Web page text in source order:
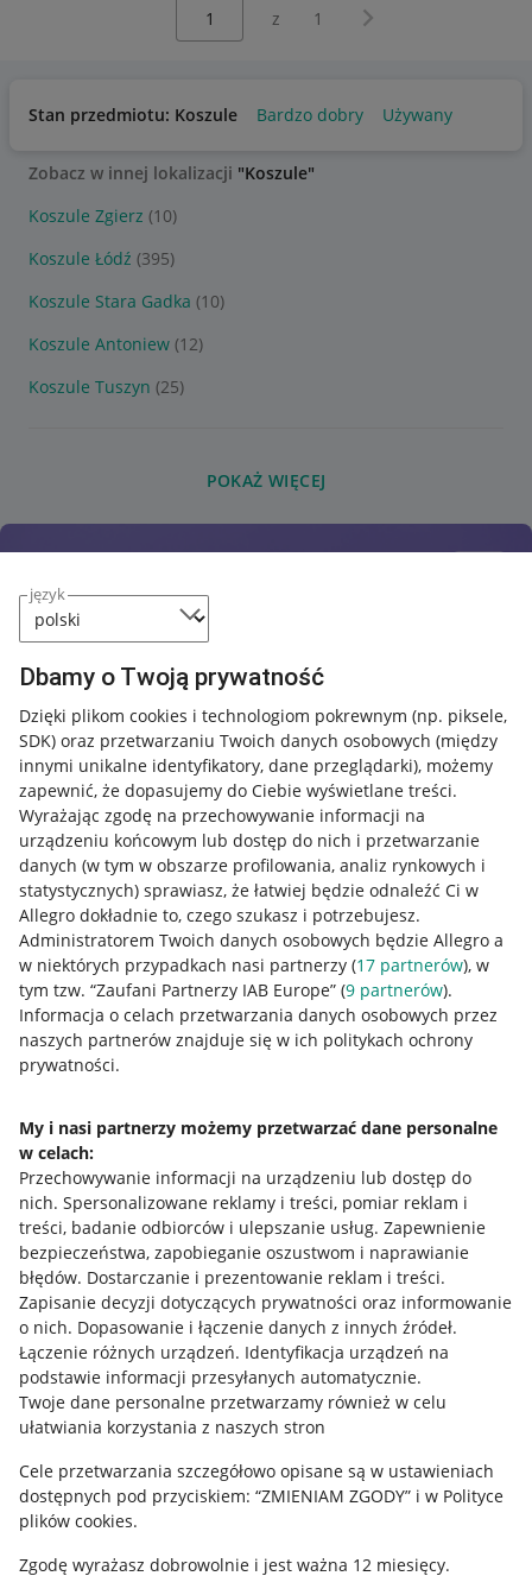
język
Dbamy o Twoją prywatność
Dzięki plikom cookies i technologiom pokrewnym (np. piksele,
SDK) oraz przetwarzaniu Twoich danych osobowych (między
innymi unikalne identyfikatory, dane przeglądarki), możemy
zapewnić, że dopasujemy do Ciebie wyświetlane treści.
Wyrażając zgodę na przechowywanie informacji na
urządzeniu końcowym lub dostęp do nich i przetwarzanie
danych (w tym w obszarze profilowania, analiz rynkowych i
statystycznych) sprawiasz, że łatwiej będzie odnaleźć Ci w
Allegro dokładnie to, czego szukasz i potrzebujesz.
Administratorem Twoich danych osobowych będzie Allegro a
w niektórych przypadkach nasi partnerzy (17 partnerów), w
tym tzw. “Zaufani Partnerzy IAB Europe” (9 partnerów).
Informacja o celach przetwarzania danych osobowych przez
naszych partnerów znajduje się w ich politykach ochrony
prywatności.
My i nasi partnerzy możemy przetwarzać dane personalne
w celach:
Przechowywanie informacji na urządzeniu lub dostęp do
nich. Spersonalizowane reklamy i treści, pomiar reklam i
treści, badanie odbiorców i ulepszanie usług. Zapewnienie
bezpieczeństwa, zapobieganie oszustwom i naprawianie
błędów. Dostarczanie i prezentowanie reklam i treści.
Zapisanie decyzji dotyczących prywatności oraz informowanie
o nich. Dopasowanie i łączenie danych z innych źródeł.
Łączenie różnych urządzeń. Identyfikacja urządzeń na
podstawie informacji przesyłanych automatycznie.
Twoje dane personalne przetwarzamy również w celu
ułatwiania korzystania z naszych stron
Cele przetwarzania szczegółowo opisane są w ustawieniach
dostępnych pod przyciskiem: “ZMIENIAM ZGODY” i w Polityce
plików cookies.
Zgodę wyrażasz dobrowolnie i jest ważna 12 miesięcy.
z 1 Następna strona
Stan przedmiotu: Koszule Bardzo dobry Używany
Zobacz w innej lokalizacji "Koszule"
Koszule Zgierz (10)
Koszule Łódź (395)
Koszule Stara Gadka (10)
Koszule Antoniew (12)
Koszule Tuszyn (25)
POKAŻ WIĘCEJ
Przydatne informacje
Jak to działa
Allegro Gadane dla sprzedających
Allegro Gadane dla kupujących
Mapa miejscowości
Informacje prawne
Regulamin
Polityka plików "cookies"
Ustawienia plików "cookies"
Udostępnianie lokalizacji
Informacje dla Aktu o Usługach Cyfrowych
Pobierz aplikację